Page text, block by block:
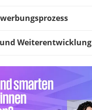
Weiterentwicklung